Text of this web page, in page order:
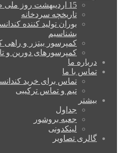
تاریخچه سردخانه
بوران تولید کننده کندانسور و
بشناسیم
کمپرسور بیتزر و راهی که
کمپرسورهای دورین و تاریخچه
درباره ما
تماس با ما
تماس برای خرید کندانسور و
تیم و تماس ترکیبی
بیشتر
جداول
جعبه بروشور
لینکدونی
گالری تصاویر